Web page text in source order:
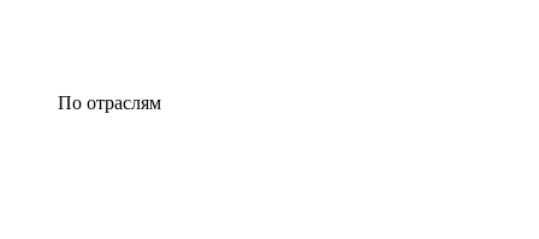
По отраслям